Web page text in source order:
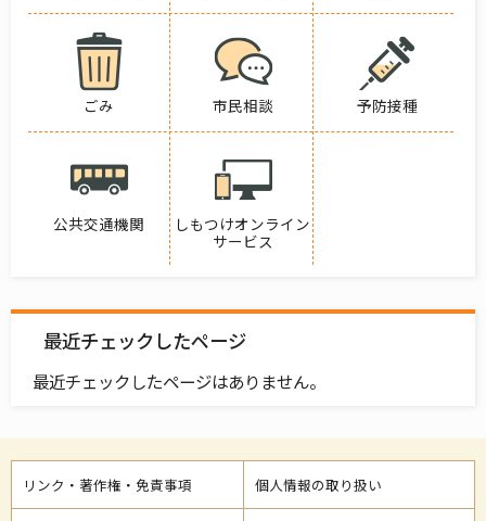
ごみ 市民相談 予防接種
公共交通機関
しもつけオンライン
サービス
最近チェックしたページ
最近チェックしたページはありません。
リンク・著作権・免責事項 個人情報の取り扱い